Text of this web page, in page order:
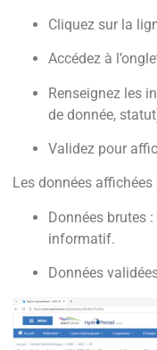
Cliquez sur la
Accédez à
Renseignez les
de donnée,
Validez pour
Les données
Données brutes
informatif.
Données